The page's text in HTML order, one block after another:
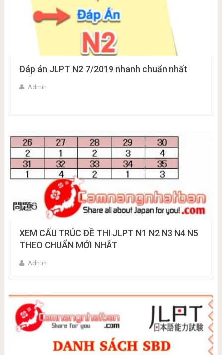
Đáp án JLPT N2 7/2019 nhanh chuẩn nhất
Admin
XEM CẤU TRÚC ĐỀ THI JLPT N1 N2 N3 N4 N5
THEO CHUẨN MỚI NHẤT
Admin